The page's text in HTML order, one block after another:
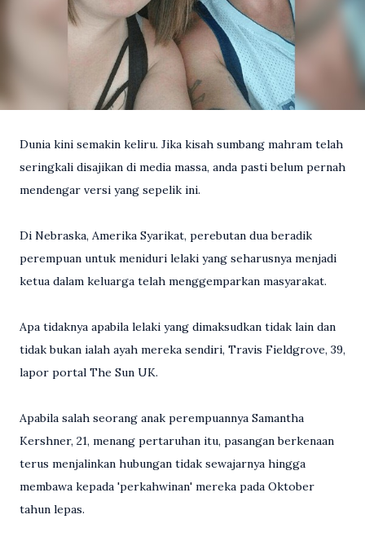
Dunia kini semakin keliru. Jika kisah sumbang mahram telah
seringkali disajikan di media massa, anda pasti belum pernah
mendengar versi yang sepelik ini.
Di Nebraska, Amerika Syarikat, perebutan dua beradik
perempuan untuk meniduri lelaki yang seharusnya menjadi
ketua dalam keluarga telah menggemparkan masyarakat.
Apa tidaknya apabila lelaki yang dimaksudkan tidak lain dan
tidak bukan ialah ayah mereka sendiri, Travis Fieldgrove, 39,
lapor portal The Sun UK.
Apabila salah seorang anak perempuannya Samantha
Kershner, 21, menang pertaruhan itu, pasangan berkenaan
terus menjalinkan hubungan tidak sewajarnya hingga
membawa kepada 'perkahwinan' mereka pada Oktober
tahun lepas.